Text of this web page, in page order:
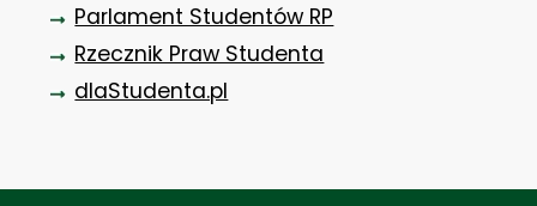
Parlament Studentów RP
Rzecznik Praw Studenta
dlaStudenta.pl